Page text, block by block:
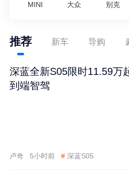
MINI 大众 别克
推荐 新车 导购
深蓝全新S05限时11.59万
到端智驾
卢奇 5小时前 # 深蓝S05